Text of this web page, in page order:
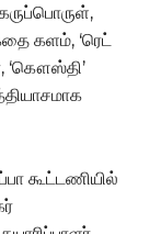
களம், ‘ரெட்
‘கௌஸ்தி’
கூட்டணியில்